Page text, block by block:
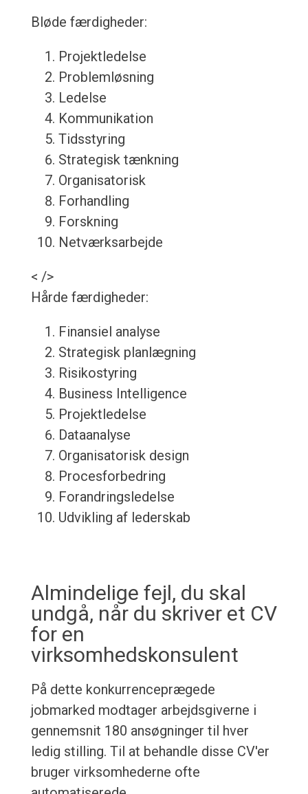
Bløde færdigheder:
Projektledelse
Problemløsning
Ledelse
Kommunikation
Tidsstyring
Strategisk tænkning
Organisatorisk
Forhandling
Forskning
Netværksarbejde
< />
Hårde færdigheder:
Finansiel analyse
Strategisk planlægning
Risikostyring
Business Intelligence
Projektledelse
Dataanalyse
Organisatorisk design
Procesforbedring
Forandringsledelse
Udvikling af lederskab
Almindelige fejl, du skal
undgå, når du skriver et CV
for en
virksomhedskonsulent
På dette konkurrenceprægede
jobmarked modtager arbejdsgiverne i
gennemsnit 180 ansøgninger til hver
ledig stilling. Til at behandle disse CV'er
bruger virksomhederne ofte